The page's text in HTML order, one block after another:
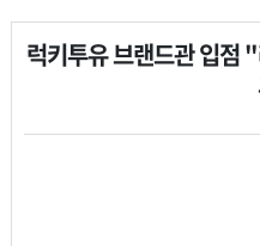
럭키투유 브랜드관 입점